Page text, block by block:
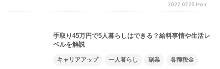
2022.07.25 Mon
手取り45万円で5人暮らしはできる？給料事情や生活レ
ベルを解説
キャリアアップ 一人暮らし 副業 各種税金